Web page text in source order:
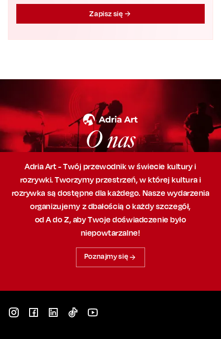
Zapisz się
O nas
Adria Art - Twój przewodnik w świecie kultury i
rozrywki. Tworzymy przestrzeń,w której kultura i
rozrywka są dostępne dla każdego. Nasze wydarzenia
organizujemy z dbałością o każdy szczegół,
od A do Z, abyTwoje doświadczenie było
niepowtarzalne!
Poznajmy się